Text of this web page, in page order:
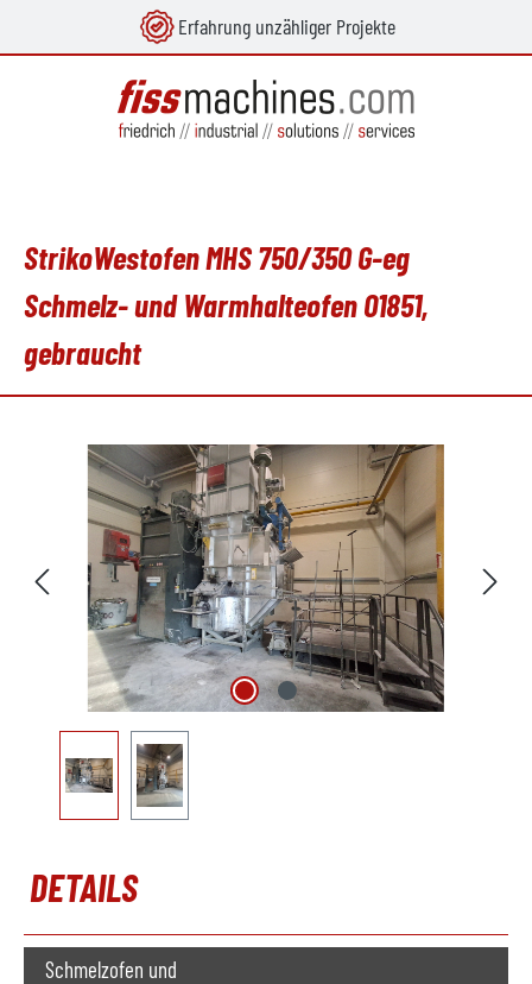
Erfahrung unzähliger Projekte
StrikoWestofen MHS 750/350 G-eg
Schmelz- und Warmhalteofen O1851,
gebraucht
Bildergalerie überspringen
DETAILS
Schmelzofen und